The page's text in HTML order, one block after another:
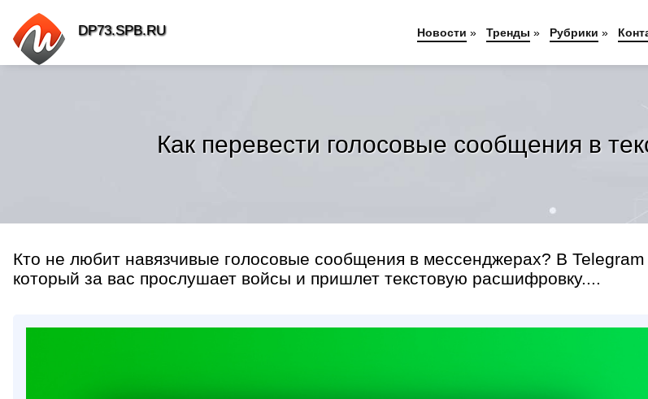
Как перевести голосовые сообщения в
Кто не любит навязчивые голосовые сообщения в мессенджерах? В Telegram
который за вас прослушает войсы и пришлет текстовую расшифровку....
DP73.SPB.RU Новости » Тренды » Рубрики »